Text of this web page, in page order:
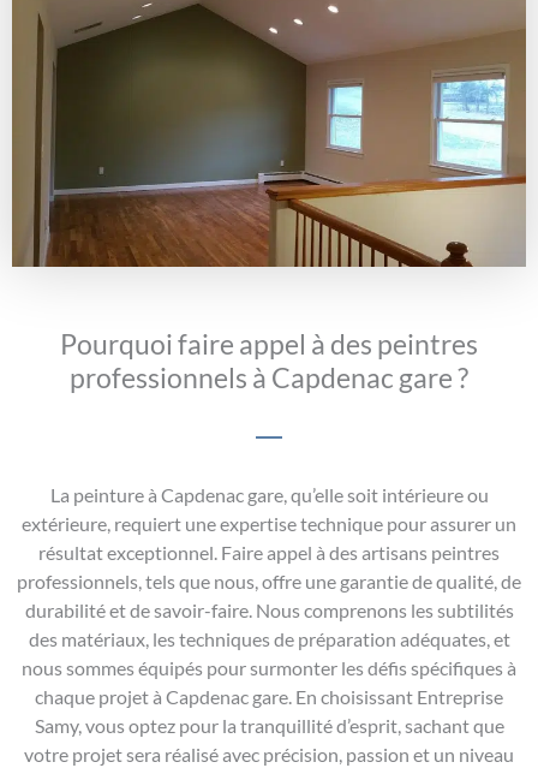
Pourquoi faire appel à des peintres
professionnels à Capdenac gare ?
La peinture à Capdenac gare, qu’elle soit intérieure ou
extérieure, requiert une expertise technique pour assurer un
résultat exceptionnel. Faire appel à des artisans peintres
professionnels, tels que nous, offre une garantie de qualité, de
durabilité et de savoir-faire. Nous comprenons les subtilités
des matériaux, les techniques de préparation adéquates, et
nous sommes équipés pour surmonter les défis spécifiques à
chaque projet à Capdenac gare. En choisissant Entreprise
Samy, vous optez pour la tranquillité d’esprit, sachant que
votre projet sera réalisé avec précision, passion et un niveau